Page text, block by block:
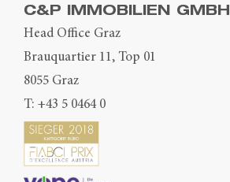
C&P IMMOBILIEN GMBH
Head Office Graz
Brauquartier 11, Top 01
8055 Graz
T: +43 5 0464 0